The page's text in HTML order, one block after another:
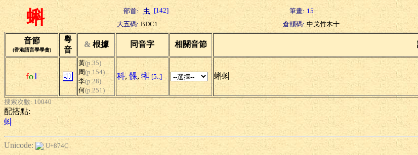
蝌 部首: [142] 筆畫: 15
大五碼: BDC1 倉頡碼: 中戈竹木十
音節
(香港語言學學會)
粵
音
& 根據 同音字 相關音節
fo1
黃(p.35)
周(p.154)
李(p.28)
何(p.251)
科, 髁, 犐 [5..] 蝌蚪
搜索次數: 10040
配搭點:
蚪
Unicode:
U+874C